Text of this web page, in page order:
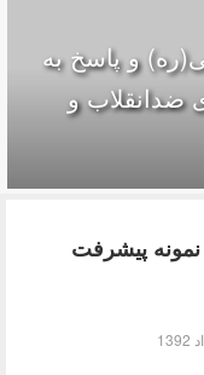
و پاسخ به
ضدانقلاب و
قاهر نمونه پيشرفت